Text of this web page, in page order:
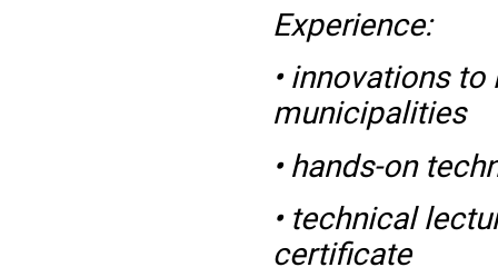
Experience:
• innovations
municipalities
• hands-on
• technical
certificate